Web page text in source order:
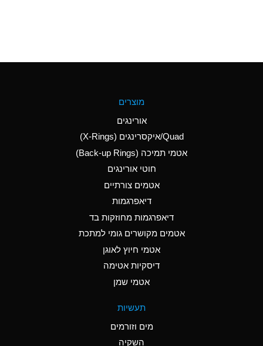
Aluminum Nitrate
(Aqueous)
Aluminum Phosphate
Ammonia Anhydrous
B
Ammonia Gas (cold)
A
Ammonia Gas (hot)
מוצרים
אורינגים
Quad/איקסרינגים (X-Rings)
אטמי תמיכה (Back-up Rings)
חוטי אורינגים
אטמים צורתיים
דיאפרגמות
דיאפרגמות מחוזקות בד
אטמים מקושרים גומי למתכת
אטמי חיוץ לאוגן
דיסקיות אטימה
אטמי שמן
תעשיות
מים וזורמים
השקיה